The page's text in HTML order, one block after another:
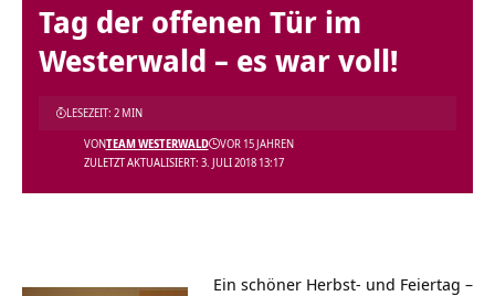
Tag der offenen Tür im
Westerwald – es war voll!
ZULETZT AKTUALISIERT: 3. JULI 2018 13:17
VONTEAM WESTERWALD VOR 15 JAHREN
LESEZEIT: 2 MIN
Ein schöner Herbst- und Feiertag –